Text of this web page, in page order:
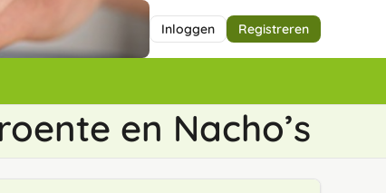
Inloggen Registreren
en Nacho’s